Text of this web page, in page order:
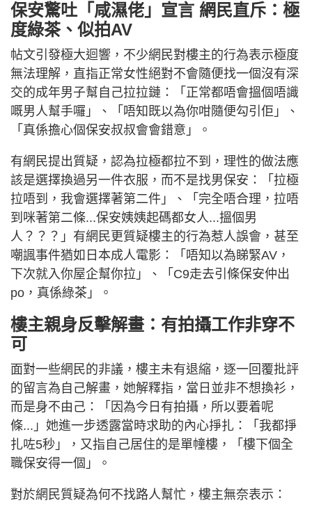
保安驚吐「咸濕佬」宣言 網民直斥：極
度綠茶、似拍AV
帖文引發極大迴響，不少網民對樓主的行為表示極度
無法理解，直指正常女性絕對不會隨便找一個沒有深
交的成年男子幫自己拉拉鏈：「正常都唔會搵個唔識
嘅男人幫手囉」、「唔知既以為你咁隨便勾引佢」、
「真係擔心個保安叔叔會會錯意」。
有網民提出質疑，認為拉極都拉不到，理性的做法應
該是選擇換過另一件衣服，而不是找男保安：「拉極
拉唔到，我會選擇著第二件」、「完全唔合理，拉唔
到咪著第二條...保安姨姨起碼都女人...搵個男
人？？？」有網民更質疑樓主的行為惹人誤會，甚至
嘲諷事件猶如日本成人電影：「唔知以為睇緊AV，
下次就入你屋企幫你拉」、「C9走去引條保安仲出
po，真係綠茶」。
樓主親身反擊解畫：有拍攝工作非穿不
可
面對一些網民的非議，樓主未有退縮，逐一回覆批評
的留言為自己解畫，她解釋指，當日並非不想換衫，
而是身不由己：「因為今日有拍攝，所以要着呢
條...」她進一步透露當時求助的內心掙扎：「我都掙
扎咗5秒」，又指自己居住的是單幢樓，「樓下個全
職保安得一個」。
對於網民質疑為何不找路人幫忙，樓主無奈表示：